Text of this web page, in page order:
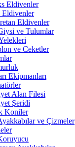
Eldivenler
Eldivenler
ve Tulumlar
ve Ceketler
Ekipmanları
Alan Filesi
Şeridi
Koniler
ve Çizmeler